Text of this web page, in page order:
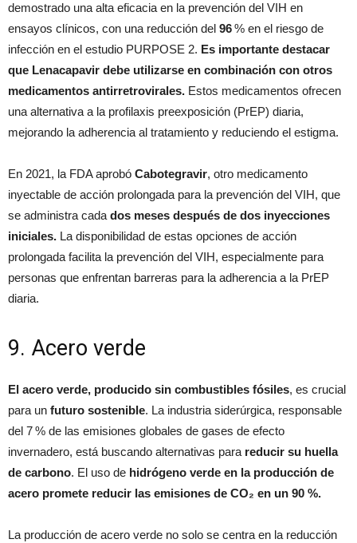
demostrado una alta eficacia en la prevención del VIH en
ensayos clínicos, con una reducción del 96% en el riesgo de
infección en el estudio PURPOSE 2. Es importante destacar
que Lenacapavir debe utilizarse en combinación con otros
medicamentos antirretrovirales. Estos medicamentos ofrecen
una alternativa a la profilaxis preexposición (PrEP) diaria,
mejorando la adherencia al tratamiento y reduciendo el estigma.
En 2021, la FDA aprobó Cabotegravir, otro medicamento
inyectable de acción prolongada para la prevención del VIH, que
se administra cada dos meses después de dos inyecciones
iniciales. La disponibilidad de estas opciones de acción
prolongada facilita la prevención del VIH, especialmente para
personas que enfrentan barreras para la adherencia a la PrEP
diaria.
9. Acero verde
El acero verde, producido sin combustibles fósiles, es crucial
para un futuro sostenible. La industria siderúrgica, responsable
del 7 % de las emisiones globales de gases de efecto
invernadero, está buscando alternativas para reducir su huella
de carbono. El uso de hidrógeno verde en la producción de
acero promete reducir las emisiones de CO₂ en un 90 %.
La producción de acero verde no solo se centra en la reducción